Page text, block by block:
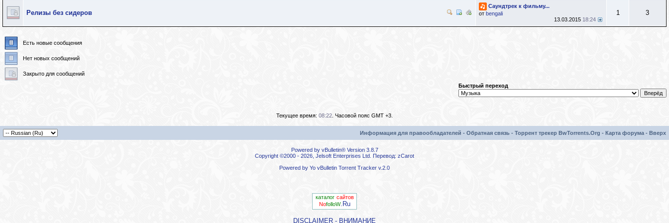
Релизы без сидеров
Саундтрек к фильму...
от bengali
13.03.2015 18:24
1 3
Есть новые сообщения
Нет новых сообщений
Закрыто для сообщений
Быстрый переход
Текущее время: 08:22 . Часовой пояс GMT +3.
Информация для правообладателей - Обратная связь - Торрент трекер BwTorrents.Org - Карта форума - Вверх
Powered by vBulletin® Version 3.8.7
Copyright ©2000 - 2026, Jelsoft Enterprises Ltd. Перевод: zCarot
Powered by Yo vBulletin Torrent Tracker v.2.0
каталог сайтов
NofolloW.Ru
DISCLAIMER - ВНИМАНИЕ